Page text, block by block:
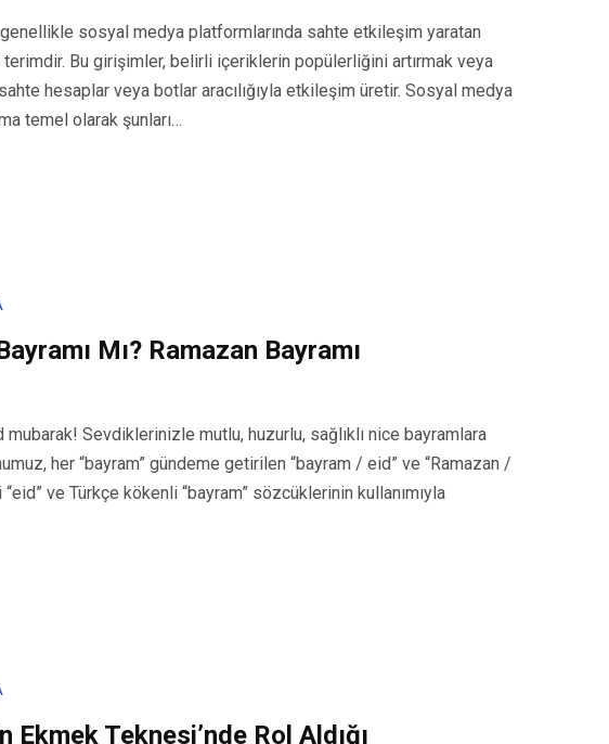
sosyal medya platformlarında sahte etkileşim yaratan
Bu girişimler, belirli içeriklerin popülerliğini artırmak veya
hesaplar veya botlar aracılığıyla etkileşim üretir. Sosyal medya
temel olarak şunları…
Mı? Ramazan Bayramı
mubarak! Sevdiklerinizle mutlu, huzurlu, sağlıklı nice bayramlara
her “bayram” gündeme getirilen “bayram / eid” ve “Ramazan /
ve Türkçe kökenli “bayram” sözcüklerinin kullanımıyla
Ekmek Teknesi’nde Rol Aldığı